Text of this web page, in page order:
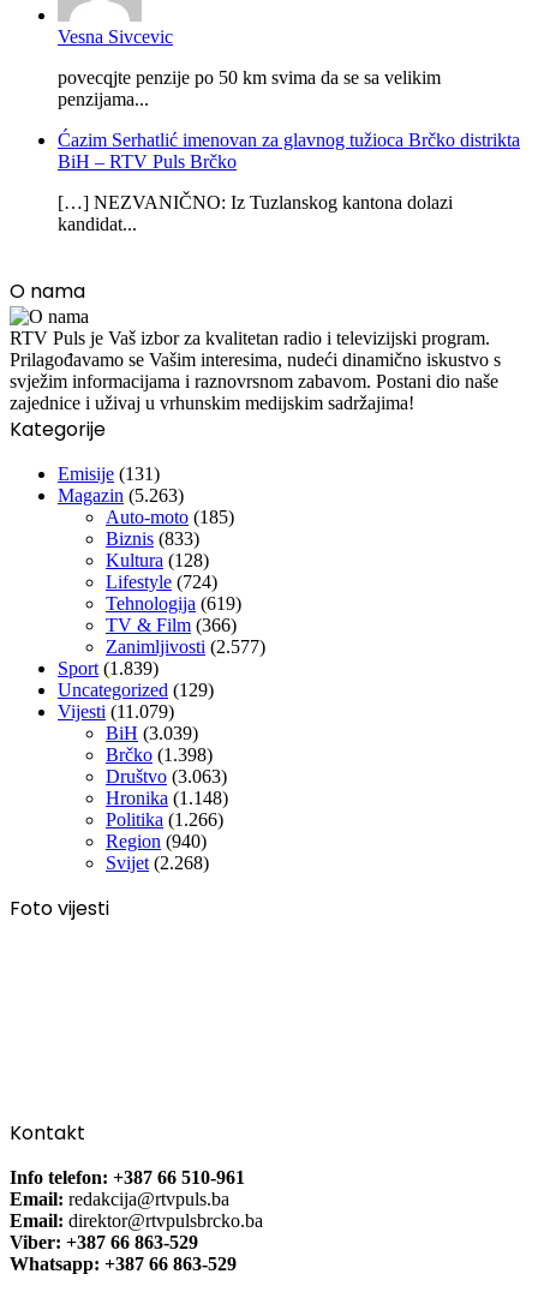
Vesna Sivcevic
povecqjte penzije po 50 km svima da se sa velikim
penzijama...
Ćazim Serhatlić imenovan za glavnog tužioca Brčko distrikta
BiH – RTV Puls Brčko
[…] NEZVANIČNO: Iz Tuzlanskog kantona dolazi
kandidat...
O nama
RTV Puls je Vaš izbor za kvalitetan radio i televizijski program.
Prilagođavamo se Vašim interesima, nudeći dinamično iskustvo s
svježim informacijama i raznovrsnom zabavom. Postani dio naše
zajednice i uživaj u vrhunskim medijskim sadržajima!
Kategorije
Emisije (131)
Magazin (5.263)
Auto-moto (185)
Biznis (833)
Kultura (128)
Lifestyle (724)
Tehnologija (619)
TV & Film (366)
Zanimljivosti (2.577)
Sport (1.839)
Uncategorized (129)
Vijesti (11.079)
BiH (3.039)
Brčko (1.398)
Društvo (3.063)
Hronika (1.148)
Politika (1.266)
Region (940)
Svijet (2.268)
Foto vijesti
Kontakt
Info telefon: +387 66 510-961
Email: redakcija@rtvpuls.ba
Email: direktor@rtvpulsbrcko.ba
Viber: +387 66 863-529
Whatsapp: +387 66 863-529